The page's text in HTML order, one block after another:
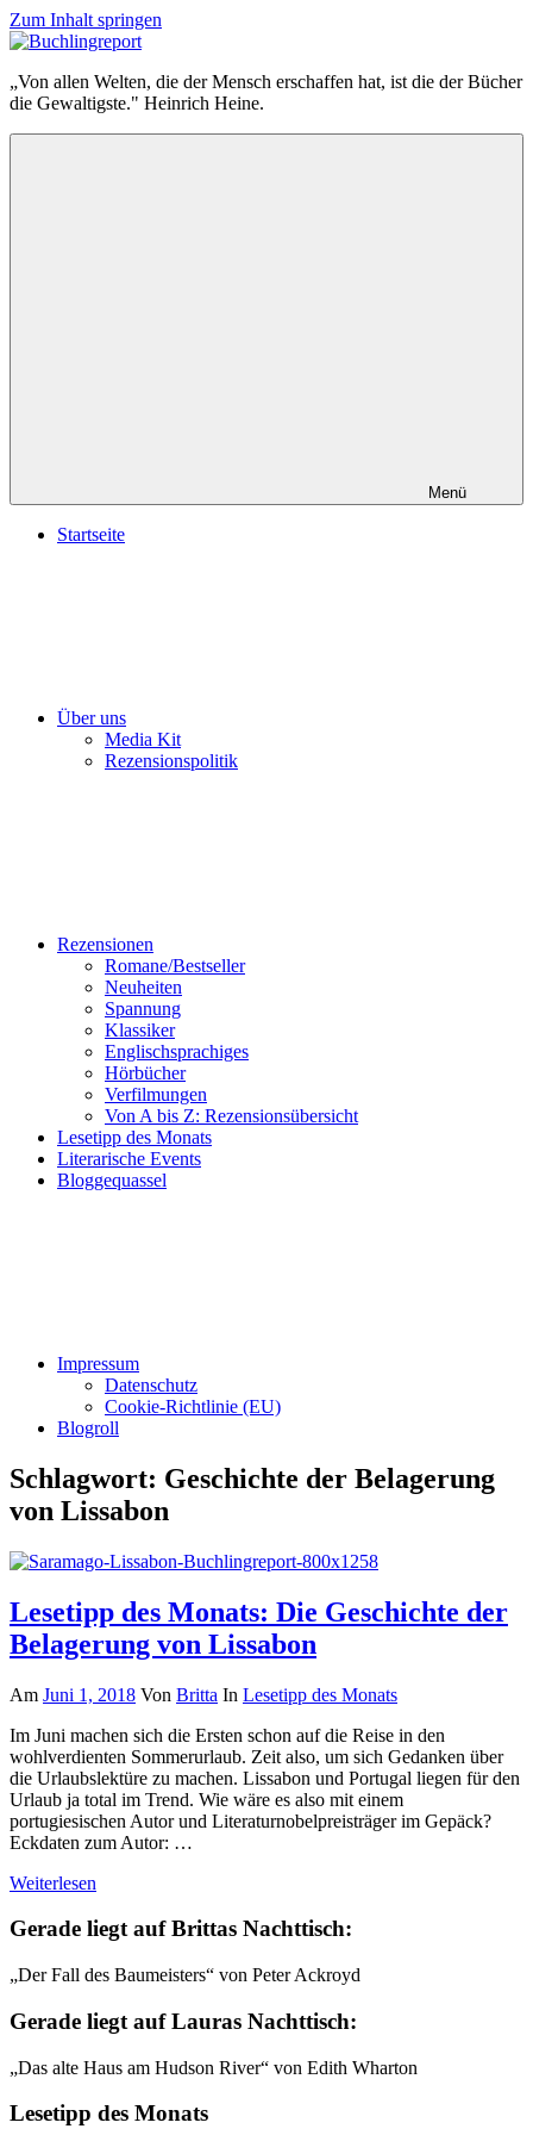
Zum Inhalt springen
Buchlingreport
„Von allen Welten, die der Mensch erschaffen hat, ist die der Bücher
die Gewaltigste." Heinrich Heine.
Menü
Startseite
Über uns
Media Kit
Rezensionspolitik
Rezensionen
Romane/Bestseller
Neuheiten
Spannung
Klassiker
Englischsprachiges
Hörbücher
Verfilmungen
Von A bis Z: Rezensionsübersicht
Lesetipp des Monats
Literarische Events
Bloggequassel
Impressum
Datenschutz
Cookie-Richtlinie (EU)
Blogroll
Schlagwort: Geschichte der Belagerung
von Lissabon
Lesetipp des Monats: Die Geschichte der
Belagerung von Lissabon
Am Juni 1, 2018 Von Britta In Lesetipp des Monats
Im Juni machen sich die Ersten schon auf die Reise in den
wohlverdienten Sommerurlaub. Zeit also, um sich Gedanken über
die Urlaubslektüre zu machen. Lissabon und Portugal liegen für den
Urlaub ja total im Trend. Wie wäre es also mit einem
portugiesischen Autor und Literaturnobelpreisträger im Gepäck?
Eckdaten zum Autor: …
Weiterlesen
Gerade liegt auf Brittas Nachttisch:
„Der Fall des Baumeisters“ von Peter Ackroyd
Gerade liegt auf Lauras Nachttisch:
„Das alte Haus am Hudson River“ von Edith Wharton
Lesetipp des Monats